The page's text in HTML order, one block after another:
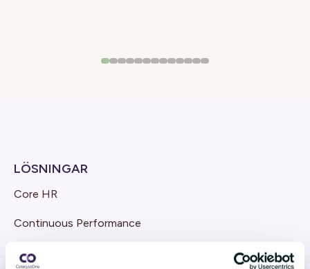
LÖSNINGAR
Core HR
Continuous Performance
Competence & Learning